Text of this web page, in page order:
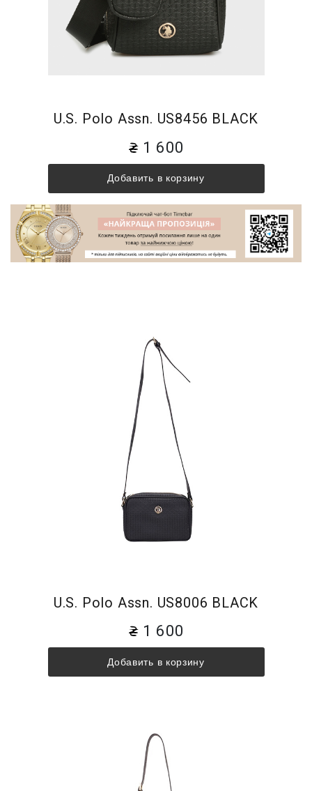
U.S. Polo Assn. US8456 BLACK
1 600
Добавить в корзину
U.S. Polo Assn. US8006 BLACK
1 600
Добавить в корзину